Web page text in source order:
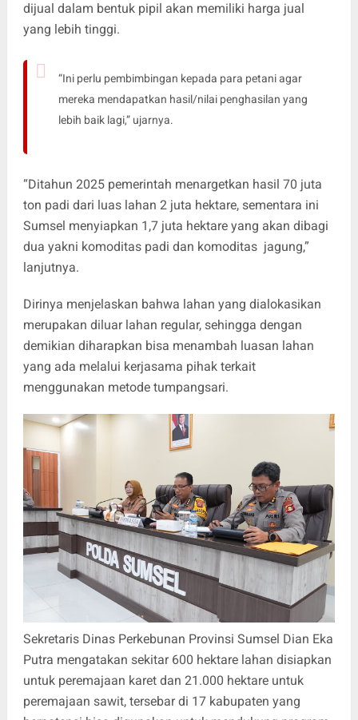
dijual dalam bentuk pipil akan memiliki harga jual
yang lebih tinggi.
“Ini perlu pembimbingan kepada para petani agar
mereka mendapatkan hasil/nilai penghasilan yang
lebih baik lagi,” ujarnya.
“Ditahun 2025 pemerintah menargetkan hasil 70 juta
ton padi dari luas lahan 2 juta hektare, sementara ini
Sumsel menyiapkan 1,7 juta hektare yang akan dibagi
dua yakni komoditas padi dan komoditas jagung,”
lanjutnya.
Dirinya menjelaskan bahwa lahan yang dialokasikan
merupakan diluar lahan regular, sehingga dengan
demikian diharapkan bisa menambah luasan lahan
yang ada melalui kerjasama pihak terkait
menggunakan metode tumpangsari.
Sekretaris Dinas Perkebunan Provinsi Sumsel Dian Eka
Putra mengatakan sekitar 600 hektare lahan disiapkan
untuk peremajaan karet dan 21.000 hektare untuk
peremajaan sawit, tersebar di 17 kabupaten yang